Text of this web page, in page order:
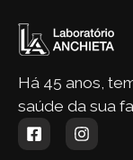
Há 45 anos,
saúde da sua